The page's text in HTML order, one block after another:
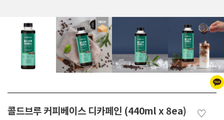
콜드브루 커피베이스 디카페인 (440ml x 8ea) ♡